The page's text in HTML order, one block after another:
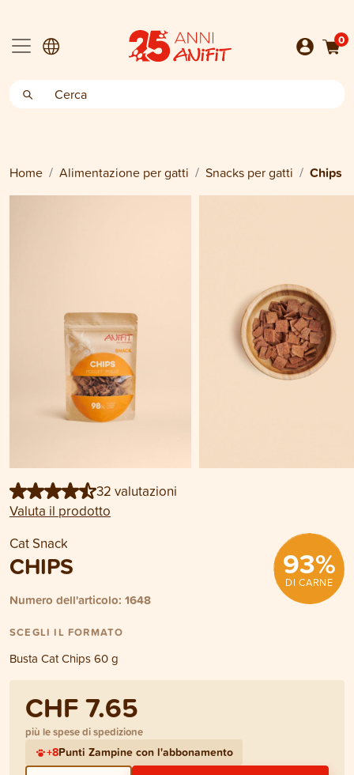
0
Home Alimentazione per gatti Snacks per gatti Chips
32 valutazioni
Valuta il prodotto
Cat Snack
CHIPS
Numero dell'articolo: 1648
93%
DI CARNE
SCEGLI IL FORMATO
Busta Cat Chips 60 g
CHF 7.65
più le spese di spedizione
+8Punti Zampine con l'abbonamento